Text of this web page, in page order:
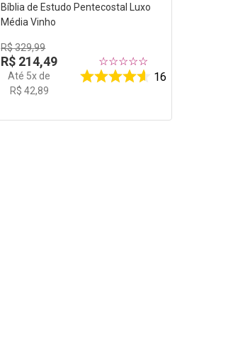
Bíblia de Estudo Pentecostal Luxo
Média Vinho
R$329,99
R$ 214,49
Até 5x de
R$ 42,89
☆☆☆☆☆
16